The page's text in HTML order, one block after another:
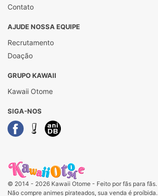
Contato
AJUDE NOSSA EQUIPE
Recrutamento
Doação
GRUPO KAWAII
Kawaii Otome
SIGA-NOS
© 2014 - 2026 Kawaii Otome - Feito por fãs para fãs.
Não compre animes pirateados, sua venda é proíbida.